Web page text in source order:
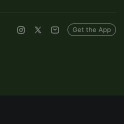
Get the App